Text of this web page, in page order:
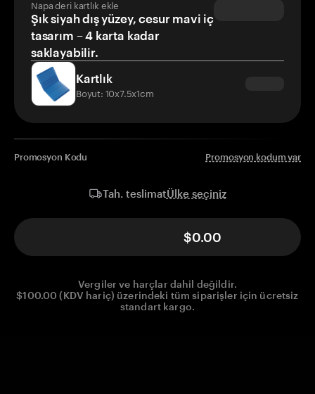
Napa deri kartlık ekle
Şık siyah dış yüzey, cesur mavi iç
tasarım – 4 karta kadar
saklayabilir.
Kartlık
Boyut: 10x7.5x1cm
Promosyon Kodu Promosyon kodum var
Tah. teslimatÜlke seçiniz
$0.00
Vergiler ve harçlar dahil değildir.
$100.00 (KDV hariç) üzerindeki tüm siparişler için ücretsiz
standart kargo.